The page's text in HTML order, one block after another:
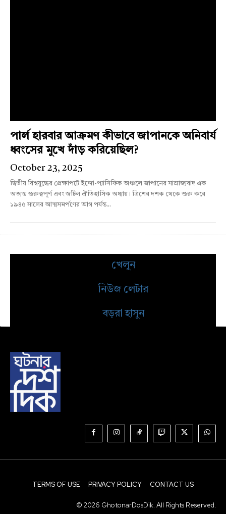
পার্ল হারবার আক্রমণ কীভাবে জাপানকে অনিবার্য
ধ্বংসের মুখে দাঁড় করিয়েছিল?
October 23, 2025
দ্বিতীয় বিশ্বযুদ্ধের প্রেক্ষাপটে ইন্দো-প্যাসিফিক অঞ্চলে জাপানের সাম্রাজ্যবাদ এক
অত্যন্ত গুরুত্বপূর্ণ এবং জটিল ঐতিহাসিক অধ্যায়। ত্রিশের দশক থেকে শুরু করে
১৯৪৫ সালের আত্মসমর্পণের আগ পর্যন্ত...
খেলুন
নিউজ লেটার
বড়রা হাসুন
TERMS OF USE PRIVACY POLICY CONTACT US
© 2026 GhotonarDosDik. All Rights Reserved.